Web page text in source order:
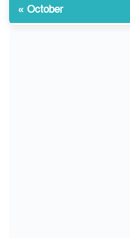
১০
« October